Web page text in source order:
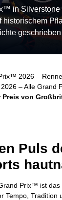
in Silverstone
historischem
2026 –
– Alle Grand
Preis von
Puls
Prix™ ist das
Tempo, Tradition